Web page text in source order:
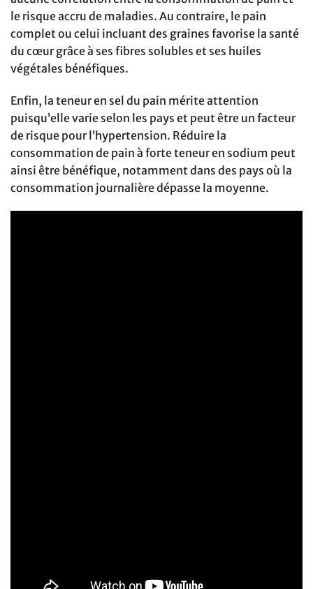
le risque accru de maladies. Au contraire, le pain
complet ou celui incluant des graines favorise la santé
du cœur grâce à ses fibres solubles et ses huiles
végétales bénéfiques.
Enfin, la teneur en sel du pain mérite attention
puisqu’elle varie selon les pays et peut être un facteur
de risque pour l’hypertension. Réduire la
consommation de pain à forte teneur en sodium peut
ainsi être bénéfique, notamment dans des pays où la
consommation journalière dépasse la moyenne.